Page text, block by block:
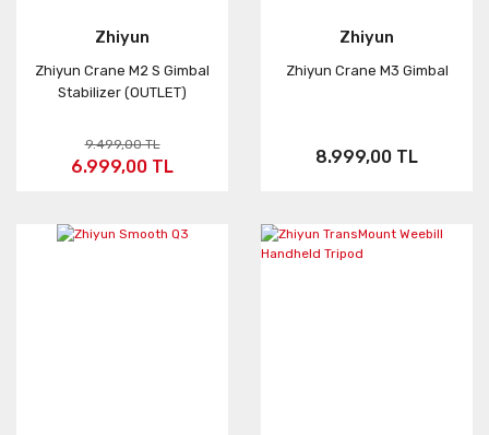
Zhiyun
Zhiyun Crane M2 S Gimbal
Stabilizer (OUTLET)
9.499,00 TL
6.999,00 TL
Zhiyun
Zhiyun Crane M3 Gimbal
8.999,00 TL